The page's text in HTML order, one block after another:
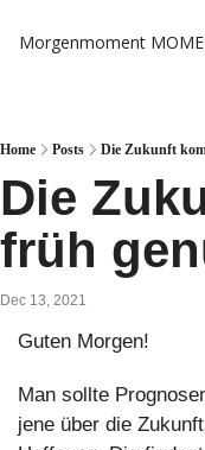
Morgenmoment
Home Posts Die Zukunft
Die
früh
Dec 13, 2021
Guten Morgen!
Man sollte
jene über die